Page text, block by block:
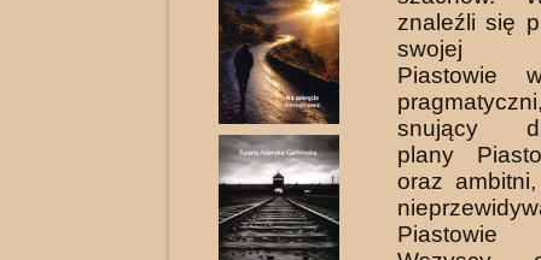
znaleźli się
swojej
Piastowie
snujący
plany
oraz
Piastowie